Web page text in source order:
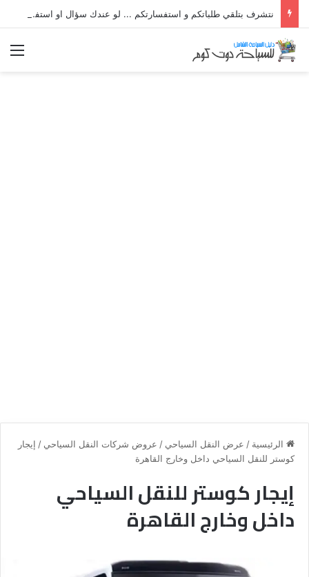
نتشرف بتلقي طلباتكم و استفسارتكم ... لو عندك سؤال او استفسار ماتدرددش فى طلب المساعدة
الرئيسية / عرض النقل السياحي / عروض شركات النقل السياحي / إيجار
كوستر للنقل السياحي داخل وخارج القاهرة
إيجار كوستر للنقل السياحي
داخل وخارج القاهرة